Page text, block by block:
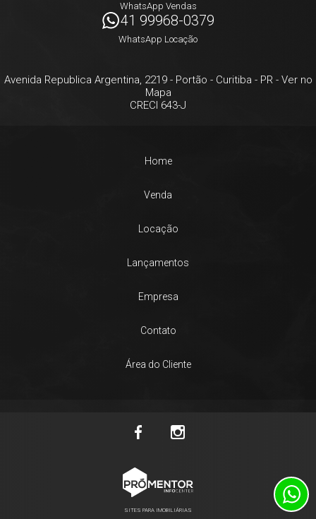
WhatsApp Vendas
41 99968-0379
WhatsApp Locação
Avenida Republica Argentina, 2219- Portão - Curitiba - PR- Ver no
Mapa
CRECI 643-J
Home
Venda
Locação
Lançamentos
Empresa
Contato
Área do Cliente
SITES PARA IMOBILIÁRIAS